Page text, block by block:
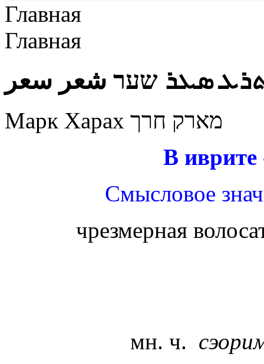
Главная
Главная
ܣܥܪ שער شعر سعر
Марк Харах מארק חרך
В
Смысловое
чрезмерная
мн. ч.